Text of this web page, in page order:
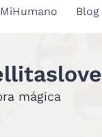
Blog
mágica